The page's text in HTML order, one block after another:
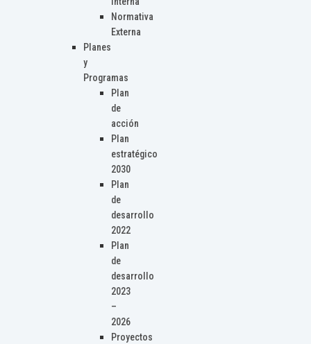
Normativa
Externa
Planes
y
Programas
Plan
de
acción
Plan
estratégico
2030
Plan
de
desarrollo
2022
Plan
de
desarrollo
2023
–
2026
Proyectos